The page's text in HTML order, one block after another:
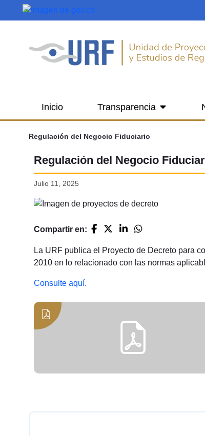
Saltar al contenido principal
Inicio Transparencia
Regulación del Negocio Fiduciario
Regulación del Negocio
Julio 11, 2025
Compartir en:
La URF publica el Proyecto de Decreto para
2010 en lo relacionado con las normas
Consulte aquí.